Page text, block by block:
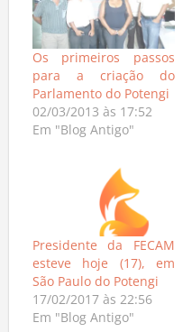
Os primeiros passos
para a criação do
Parlamento do Potengi
02/03/2013 às 17:52
Em "Blog Antigo"
Presidente da FECAM
esteve hoje (17), em
São Paulo do Potengi
17/02/2017 às 22:56
Em "Blog Antigo"